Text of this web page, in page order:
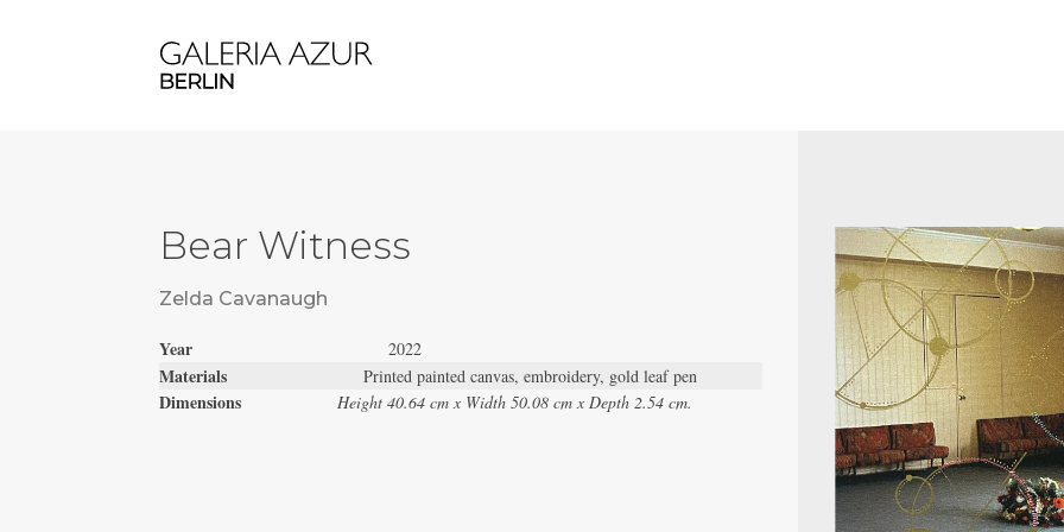
Bear Witness
Zelda Cavanaugh
Year2022
MaterialsPrinted painted canvas, embroidery, gold leaf pen
Dimensions Height 40.64 cm x Width 50.08 cm x Depth 2.54 cm.